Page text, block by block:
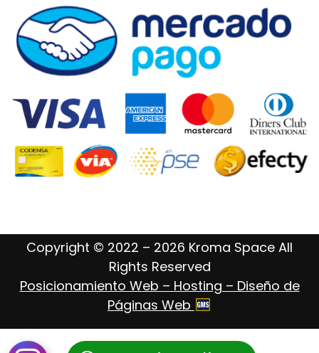
Copyright © 2022 – 2026 Kroma Space All
Rights Reserved
Posicionamiento Web – Hosting – Diseño de
Páginas Web